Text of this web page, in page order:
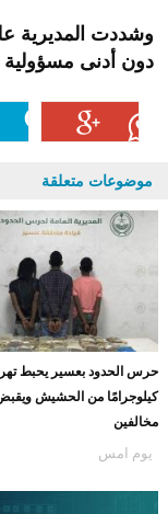
وشددت المديرية
دون أدنى مسؤولية
موضوعات متعلقة
مخالفين
يوم امس